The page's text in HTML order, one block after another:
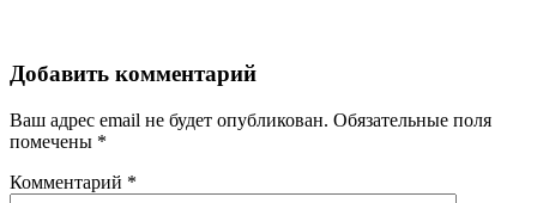
Добавить комментарий
Ваш адрес email не будет опубликован. Обязательные поля
помечены *
Комментарий *